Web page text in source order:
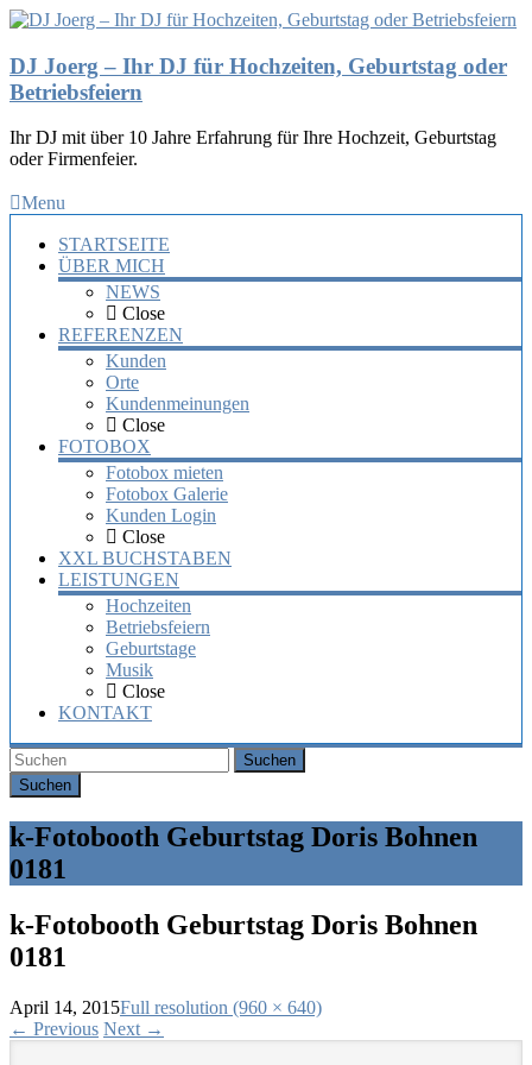
DJ Joerg – Ihr DJ für Hochzeiten, Geburtstag oder
Betriebsfeiern
Ihr DJ mit über 10 Jahre Erfahrung für Ihre Hochzeit, Geburtstag
oder Firmenfeier.
Menu
STARTSEITE
ÜBER MICH
NEWS
Close
REFERENZEN
Kunden
Orte
Kundenmeinungen
Close
FOTOBOX
Fotobox mieten
Fotobox Galerie
Kunden Login
Close
XXL BUCHSTABEN
LEISTUNGEN
Hochzeiten
Betriebsfeiern
Geburtstage
Musik
Close
KONTAKT
Suchen
k-Fotobooth Geburtstag Doris Bohnen
0181
k-Fotobooth Geburtstag Doris Bohnen
0181
April 14, 2015Full resolution (960 × 640)
← Previous Next →